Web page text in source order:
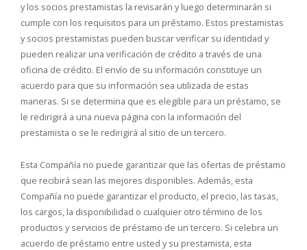
y los socios prestamistas la revisarán y luego determinarán si
cumple con los requisitos para un préstamo. Estos prestamistas
y socios prestamistas pueden buscar verificar su identidad y
pueden realizar una verificación de crédito a través de una
oficina de crédito. El envío de su información constituye un
acuerdo para que su información sea utilizada de estas
maneras. Si se determina que es elegible para un préstamo, se
le redirigirá a una nueva página con la información del
prestamista o se le redirigirá al sitio de un tercero.
Esta Compañía no puede garantizar que las ofertas de préstamo
que recibirá sean las mejores disponibles. Además, esta
Compañía no puede garantizar el producto, el precio, las tasas,
los cargos, la disponibilidad o cualquier otro término de los
productos y servicios de préstamo de un tercero. Si celebra un
acuerdo de préstamo entre usted y su prestamista, esta